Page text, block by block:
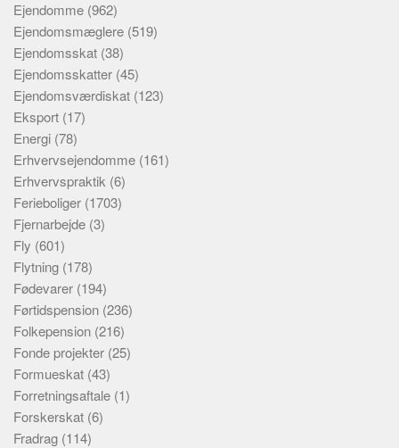
Ejendomme (962)
Ejendomsmæglere (519)
Ejendomsskat (38)
Ejendomsskatter (45)
Ejendomsværdiskat (123)
Eksport (17)
Energi (78)
Erhvervsejendomme (161)
Erhvervspraktik (6)
Ferieboliger (1703)
Fjernarbejde (3)
Fly (601)
Flytning (178)
Fødevarer (194)
Førtidspension (236)
Folkepension (216)
Fonde projekter (25)
Formueskat (43)
Forretningsaftale (1)
Forskerskat (6)
Fradrag (114)